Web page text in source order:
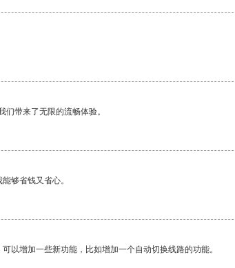
带来了无限的流畅体验。
够省钱又省心。
以增加一些新功能，比如增加一个自动切换线路的功能。